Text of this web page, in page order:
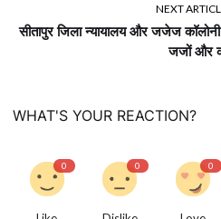
NEXT
सीतापुर जिला न्यायालय और जजेज
जजों और
WHAT'S YOUR REACTION?
0 0 0